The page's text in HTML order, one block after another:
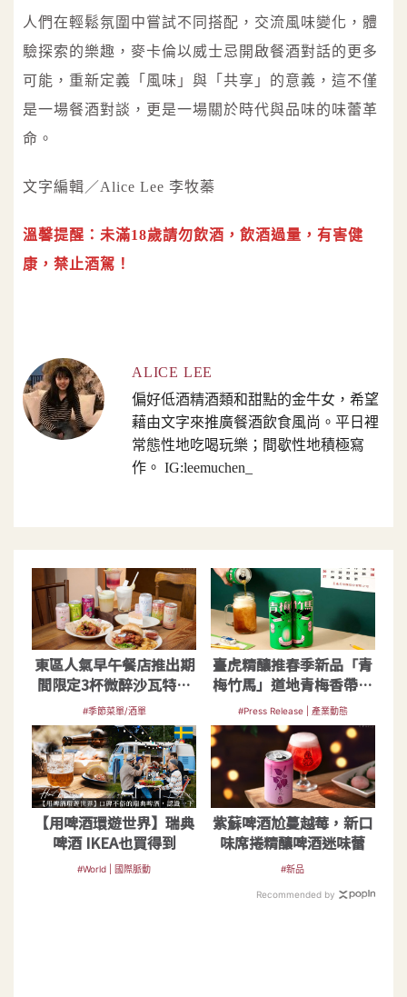
人們在輕鬆氛圍中嘗試不同搭配，交流風味變化，體
驗探索的樂趣，麥卡倫以威士忌開啟餐酒對話的更多
可能，重新定義「風味」與「共享」的意義，這不僅
是一場餐酒對談，更是一場關於時代與品味的味蕾革
命。
文字編輯／Alice Lee 李牧蓁
溫馨提醒：未滿18歲請勿飲酒，飲酒過量，有害健
康，禁止酒駕！
ALICE LEE
偏好低酒精酒類和甜點的金牛女，希望
藉由文字來推廣餐酒飲食風尚。平日裡
常態性地吃喝玩樂；間歇性地積極寫
作。 IG:leemuchen_
東區人氣早午餐店推出期
間限定3杯微醉沙瓦特調
及創意餐點
#季節菜單/酒單
臺虎精釀推春季新品「青
梅竹馬」道地青梅香帶你
回味青春酸鹹甜！
#Press Release | 產業動態
【用啤酒環遊世界】瑞典
啤酒 IKEA也買得到
#World | 國際脈動
紫蘇啤酒尬蔓越莓，新口
味席捲精釀啤酒迷味蕾
#新品
Recommended by